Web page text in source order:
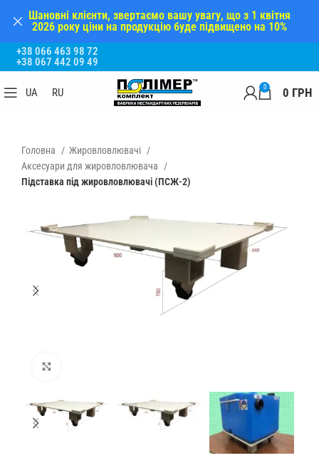
+38 066 463 98 72
+38 067 442 09 49
UA RU 0 0 ГРН
Головна
Жировловлювачі
Аксесуари для жировловлювача
Підставка під жировловлювачі (ПСЖ-2)
Шановні клієнти, звертаємо вашу увагу, що з 1 квітня
2026 року ціни на продукцію буде підвищено на 10%